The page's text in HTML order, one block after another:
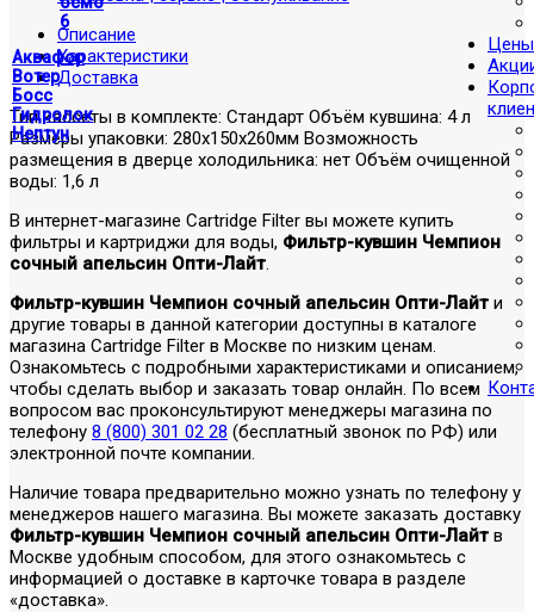
6
Аквафор
Вотер
Босс
Гидролок
Нептун
Цены
Описание
Характеристики
Доставка
Тип кассеты в комплекте: Стандарт Объём кувшина: 4 л
Размеры упаковки: 280x150x260мм Возможность
размещения в дверце холодильника: нет Объём очищенной
воды: 1,6 л
В интернет-магазине Cartridge Filter вы можете купить
фильтры и картриджи для воды, Фильтр-кувшин Чемпион
сочный апельсин Опти-Лайт.
Фильтр-кувшин Чемпион сочный апельсин Опти-Лайт и
другие товары в данной категории доступны в каталоге
магазина Cartridge Filter в Москве по низким ценам.
Ознакомьтесь с подробными характеристиками и описанием,
чтобы сделать выбор и заказать товар онлайн. По всем
вопросом вас проконсультируют менеджеры магазина по
телефону 8 (800) 301 02 28 (бесплатный звонок по РФ) или
электронной почте компании.
Наличие товара предварительно можно узнать по телефону у
менеджеров нашего магазина. Вы можете заказать доставку
Фильтр-кувшин Чемпион сочный апельсин Опти-Лайт в
Москве удобным способом, для этого ознакомьтесь с
информацией о доставке в карточке товара в разделе
«доставка».